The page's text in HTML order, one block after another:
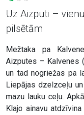
Uz Aizputi –
pilsētām
Mežtaka pa
Aizputes – Kalvenes
un tad nogriežas pa
Liepājas dzelzceļu
mazu lauku ceļu.
Klajo ainavu